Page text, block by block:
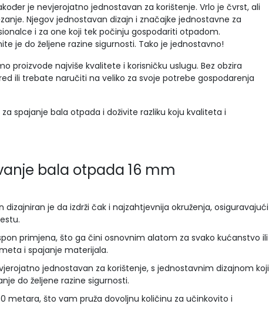
je nevjerojatno jednostavan za korištenje. Vrlo je čvrst, ali
Njegov jednostavan dizajn i značajke jednostavne za
i za one koji tek počinju gospodariti otpadom.
je do željene razine sigurnosti. Tako je jednostavno!
proizvode najviše kvalitete i korisničku uslugu. Bez obzira
ili trebate naručiti na veliko za svoje potrebe gospodarenja
spajanje bala otpada i doživite razliku koju kvaliteta i
bala otpada 16 mm
je da izdrži čak i najzahtjevnija okruženja, osiguravajući
primjena, što ga čini osnovnim alatom za svako kućanstvo ili
i spajanje materijala.
jednostavan za korištenje, s jednostavnim dizajnom koji
do željene razine sigurnosti.
metara, što vam pruža dovoljnu količinu za učinkovito i